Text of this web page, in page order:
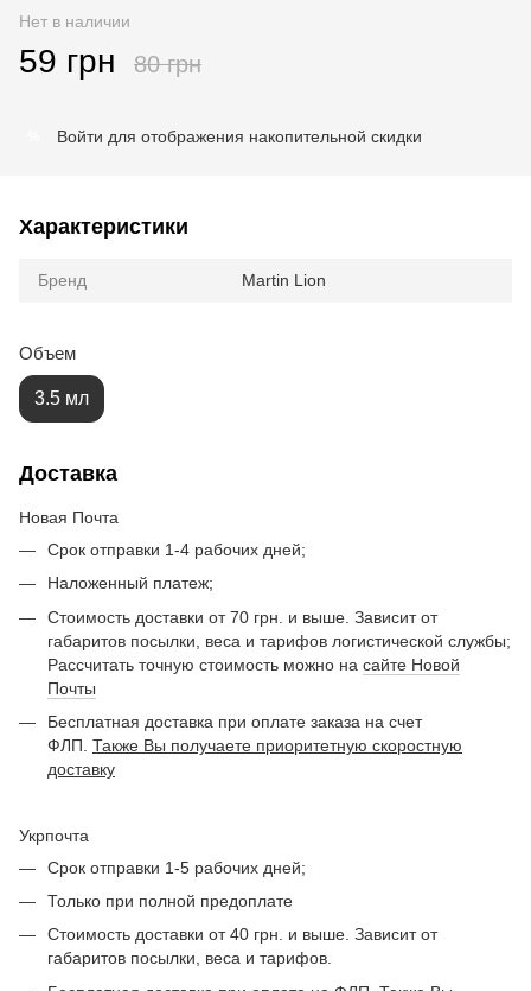
Нет в наличии
59 грн 80 грн
Войти для отображения накопительной скидки
Характеристики
Бренд Martin Lion
Объем
3.5 мл
Доставка
Новая Почта
Срок отправки 1-4 рабочих дней;
Наложенный платеж;
Стоимость доставки от 70 грн. и выше. Зависит от
габаритов посылки, веса и тарифов логистической службы;
Рассчитать точную стоимость можно на сайте Новой
Почты
Бесплатная доставка при оплате заказа на счет
ФЛП. Также Вы получаете приоритетную скоростную
доставку
Укрпочта
Срок отправки 1-5 рабочих дней;
Только при полной предоплате
Стоимость доставки от 40 грн. и выше. Зависит от
габаритов посылки, веса и тарифов.